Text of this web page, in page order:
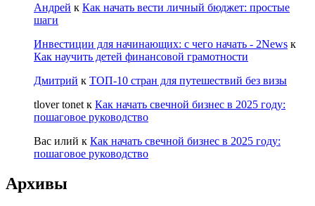
Андрей к Как начать вести личный бюджет: простые
шаги
Инвестиции для начинающих: с чего начать - 2News к
Как научить детей финансовой грамотности
Дмитрий к ТОП-10 стран для путешествий без визы
tlover tonet к Как начать свечной бизнес в 2025 году:
пошаговое руководство
Вас илий к Как начать свечной бизнес в 2025 году:
пошаговое руководство
Архивы